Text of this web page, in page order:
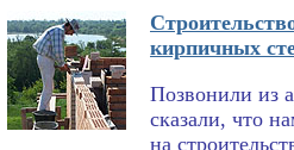
кирпичных
Позвонили из
сказали, что
на